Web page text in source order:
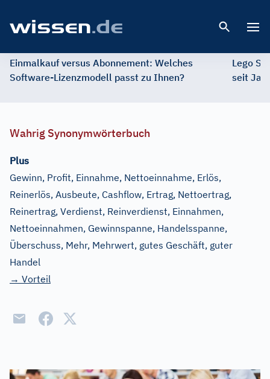
Einmalkauf versus Abonnement: Welches
Software-Lizenzmodell passt zu Ihnen?
Lego
seit
Wahrig Synonymwörterbuch
Plus
Gewinn, Profit, Einnahme, Nettoeinnahme, Erlös,
Reinerlös, Ausbeute, Cashflow, Ertrag, Nettoertrag,
Reinertrag, Verdienst, Reinverdienst, Einnahmen,
Nettoeinnahmen, Gewinnspanne, Handelsspanne,
Überschuss, Mehr, Mehrwert, gutes Geschäft, guter
Handel
→ Vorteil